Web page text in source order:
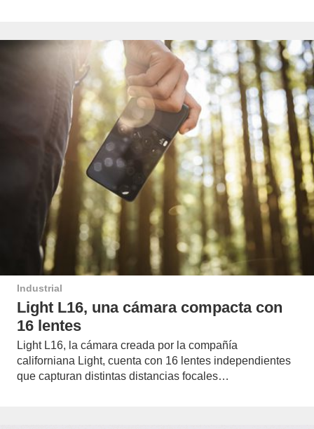
Industrial
Light L16, una cámara compacta con
16 lentes
Light L16, la cámara creada por la compañía
californiana Light, cuenta con 16 lentes independientes
que capturan distintas distancias focales…